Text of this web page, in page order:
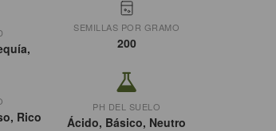
SEMILLAS POR GRAMO
200
Rico
PH DEL SUELO
Ácido, Básico, Neutro